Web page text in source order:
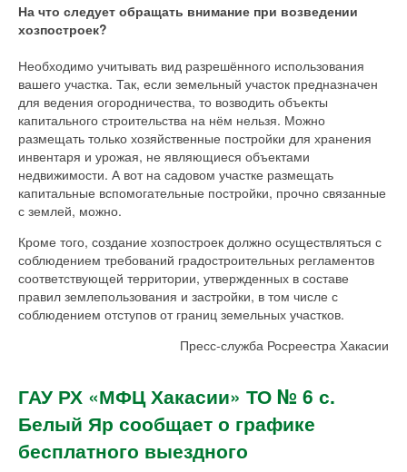
На что следует обращать внимание при возведении
хозпостроек?
Необходимо учитывать вид разрешённого использования
вашего участка. Так, если земельный участок предназначен
для ведения огородничества, то возводить объекты
капитального строительства на нём нельзя. Можно
размещать только хозяйственные постройки для хранения
инвентаря и урожая, не являющиеся объектами
недвижимости. А вот на садовом участке размещать
капитальные вспомогательные постройки, прочно связанные
с землей, можно.
Кроме того, создание хозпостроек должно осуществляться с
соблюдением требований градостроительных регламентов
соответствующей территории, утвержденных в составе
правил землепользования и застройки, в том числе с
соблюдением отступов от границ земельных участков.
Пресс-служба Росреестра Хакасии
ГАУ РХ «МФЦ Хакасии» ТО № 6 с.
Белый Яр сообщает о графике
бесплатного выездного